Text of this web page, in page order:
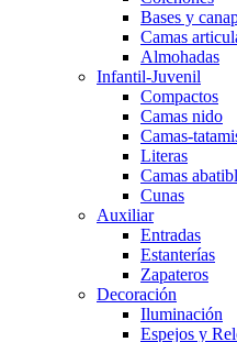
Bases y
Camas
Almohadas
Infantil-Juvenil
Compactos
Camas nido
Camas-
Literas
Camas
Cunas
Auxiliar
Entradas
Estanterías
Zapateros
Decoración
Iluminación
Espejos y